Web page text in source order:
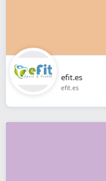
efit.es
efit.es